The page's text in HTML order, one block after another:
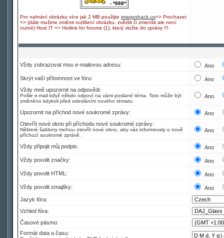
- *888*
Pro nahrání obrázku více jak 2 MB použijte imageshack.us=> Prochazet
=> (dále mužete změnit rozlišení obrázku, zvětšit či zmenšit ale není
nutné) Host IT => Hotlink for forums (1), který vložte do zprávy !!!
Vždy zobrazovat mou e-mailovou adresu: Ano
Skrýt vaší přítomnost ve fóru:
Ano
Vždy mně upozornit na odpovědi:
Pošle e-mail když někdo odpoví na vámi poslané téma. Toto může být
změněno kdykoli před odesláním nového tématu.
Ano
Upozornit na příchod nové soukromé zprávy:
Ano
Otevřít nové okno při příchodu nové soukromé zprávy:
Některé šablony mohou otevřít nové okno, aby vás informovaly o nově
příchozí soukromé zprávě.
Ano
Vždy připojit můj podpis: Ano
Vždy povolit značky: Ano
Vždy povolit HTML: Ano
Vždy povolit smajlíky:
Ano
Jazyk fóra:
Vzhled fóra:
Časové pásmo:
Formát data a času: